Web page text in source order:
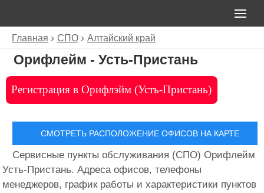
Главная СПО Алтайский край
Орифлейм - Усть-Пристань
Регистрация в Орифлэйм (Усть-Пристань)
СМОТРЕТЬ РАСПОЛОЖЕНИЕ ОФИСОВ НА КАРТЕ
Сервисные пункты обслуживания (СПО) Орифлейм
Усть-Пристань. Адреса офисов, телефоны
менеджеров, график работы и характеристики пунктов